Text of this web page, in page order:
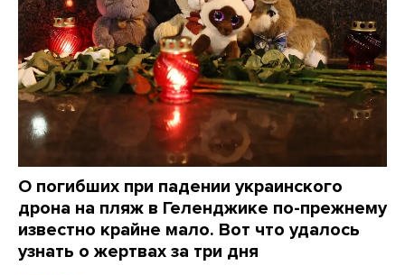
О погибших при падении украинского
дрона на пляж в Геленджике по-прежнему
известно крайне мало. Вот что удалось
узнать о жертвах за три дня